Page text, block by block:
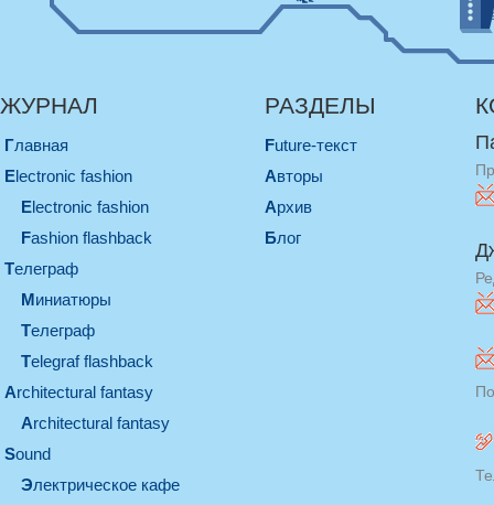
ЖУРНАЛ
Главная
electronic fashion
electronic fashion
Fashion flashback
телеграф
миниатюры
телеграф
Telegraf flashback
architectural fantasy
architectural fantasy
sound
электрическое кафе
РАЗДЕЛЫ
Future-текст
Авторы
Архив
Блог